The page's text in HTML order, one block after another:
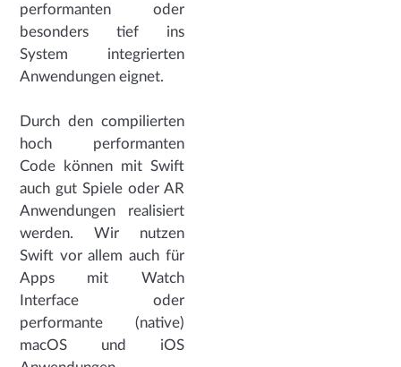
performanten oder
besonders tief ins
System integrierten
Anwendungen eignet.
Durch den compilierten
hoch performanten
Code können mit Swift
auch gut Spiele oder AR
Anwendungen realisiert
werden. Wir nutzen
Swift vor allem auch für
Apps mit Watch
Interface oder
performante (native)
macOS und iOS